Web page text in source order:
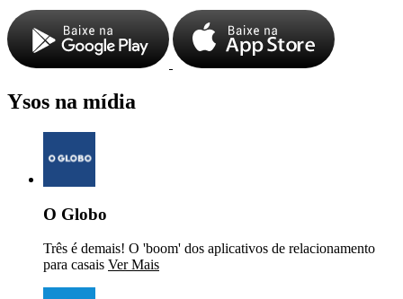
Ysos na mídia
O Globo
Três é demais! O 'boom' dos aplicativos de relacionamento
para casais Ver Mais